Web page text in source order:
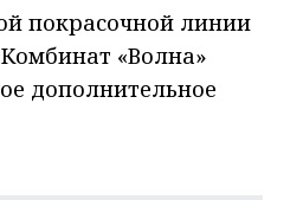
покрасочной линии
«Волна»
дополнительное